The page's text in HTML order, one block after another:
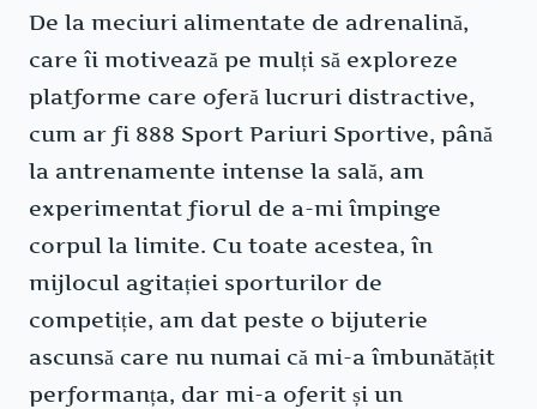
De la meciuri alimentate de adrenalină,
care îi motivează pe mulți să exploreze
platforme care oferă lucruri distractive,
cum ar fi 888 Sport Pariuri Sportive, până
la antrenamente intense la sală, am
experimentat fiorul de a-mi împinge
corpul la limite. Cu toate acestea, în
mijlocul agitației sporturilor de
competiție, am dat peste o bijuterie
ascunsă care nu numai că mi-a îmbunătățit
performanța, dar mi-a oferit și un